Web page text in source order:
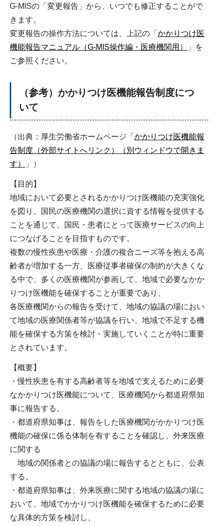
G-MISの「変更報告」から、いつでも修正することがで
きます。
変更報告の操作方法については、上記の「 かかりつけ医
機能報告マニュアル（G-MIS操作編・医療機関用）
」を
ご参照ください。
（参考）かかりつけ医機能報告制度につ
いて
（出典：厚生労働省ホームページ「 かかりつけ医機能報
告制度（外部サイトへリンク）（別ウィンドウで開きま
す）
」）
【目的】
地域において必要とされるかかりつけ医機能の充実強化
を図り、国民の医療機関の選択に資する情報を提供する
ことを通じて、国民・患者にとって医療サービスの向上
につなげることを目指すものです。
複数の慢性疾患や医療・介護の複合ニーズ等を抱える高
齢者が増加する一方、医療従事者確保の制約が大きくな
る中で、多くの医療機関が参画して、地域で必要なかか
りつけ医機能を確保することが重要であり、
各医療機関からの報告を受けて、地域の協議の場におい
て地域の医療関係者等が協議を行い、地域で不足する機
能を確保する方策を検討・実施していくことが特に重要
とされています。
【概要】
・慢性疾患を有する高齢者等を地域で支えるために必要
なかかりつけ医機能について、医療機関から都道府県知
事に報告する。
・都道府県知事は、報告をした医療機関がかかりつけ医
機能の確保に係る体制を有することを確認し、外来医療
に関する
地域の関係者との協議の場に報告するとともに、公表
する。
・都道府県知事は、外来医療に関する地域の協議の場に
おいて、地域でかかりつけ医機能を確保するために必要
な具体的方策を検討し、